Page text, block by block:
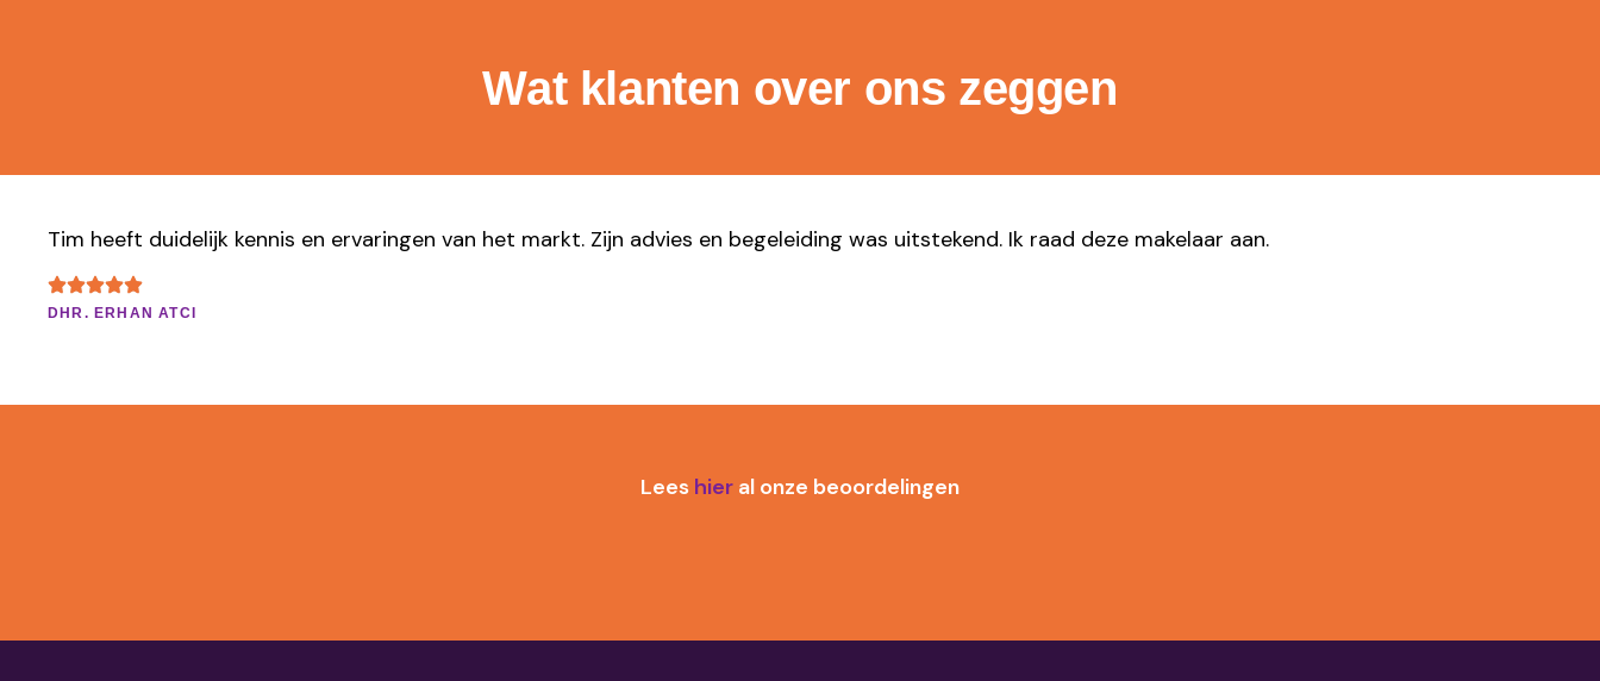
Wat klanten over ons zeggen
Tim heeft duidelijk kennis en ervaringen van het markt. Zijn advies en begeleiding was uitstekend. Ik raad deze makelaar aan.
DHR. ERHAN ATCI
Lees hier al onze beoordelingen